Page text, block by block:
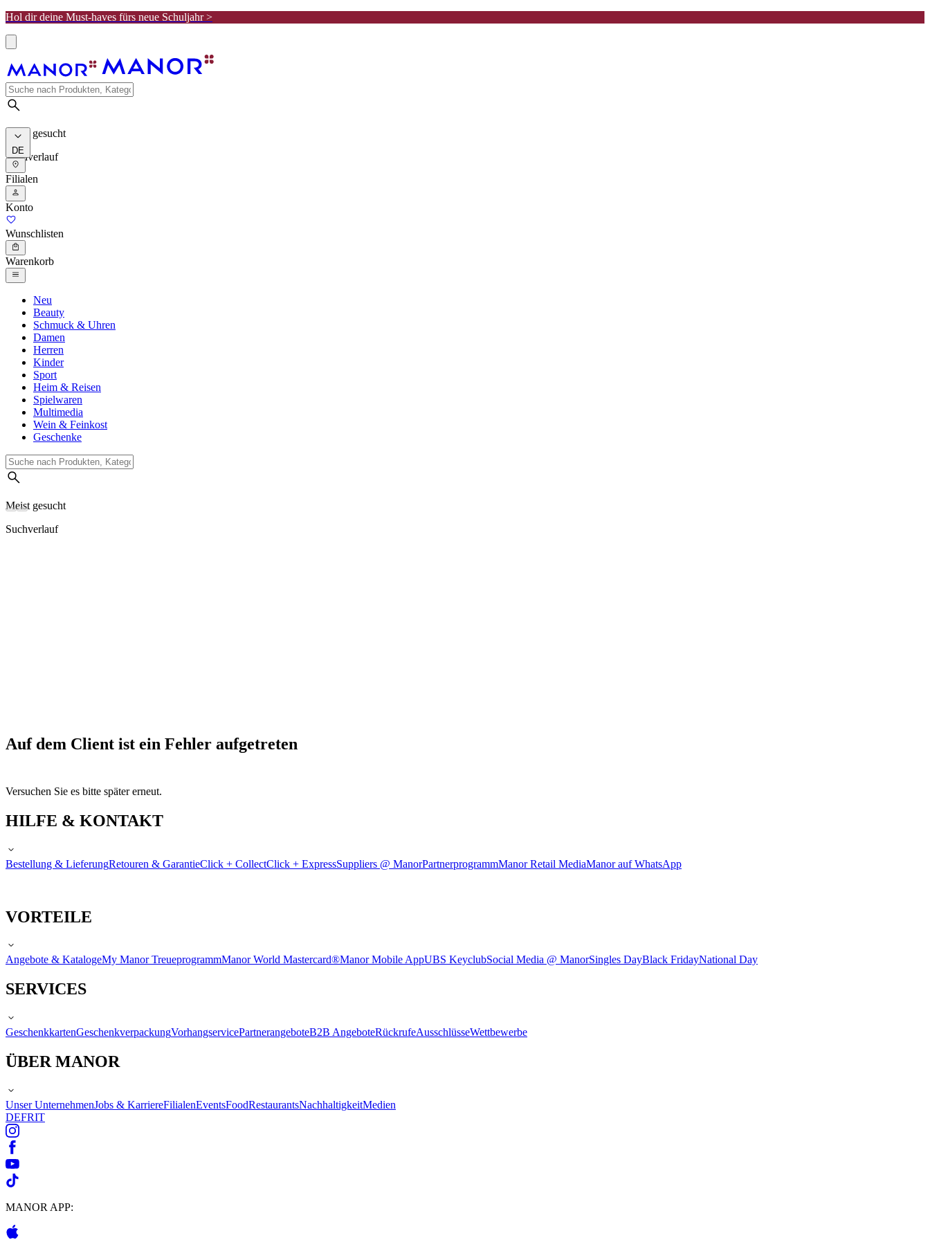
Hol dir deine Must-haves fürs neue Schuljahr >
Meist gesucht
Suchverlauf
DE
Filialen
Konto
Wunschlisten
Warenkorb
Neu
Beauty
Schmuck & Uhren
Damen
Herren
Kinder
Sport
Heim & Reisen
Spielwaren
Multimedia
Wein & Feinkost
Geschenke
Meist gesucht
Suchverlauf
Auf dem Client ist ein Fehler aufgetreten
Versuchen Sie es bitte später erneut.
HILFE & KONTAKT
Bestellung & LieferungRetouren & GarantieClick + CollectClick + ExpressSuppliers @ ManorPartnerprogrammManor Retail MediaManor auf WhatsApp
VORTEILE
Angebote & KatalogeMy Manor TreueprogrammManor World Mastercard®Manor Mobile AppUBS KeyclubSocial Media @ ManorSingles DayBlack FridayNational Day
SERVICES
GeschenkkartenGeschenkverpackungVorhangservicePartnerangeboteB2B AngeboteRückrufeAusschlüsseWettbewerbe
ÜBER MANOR
Unser UnternehmenJobs & KarriereFilialenEventsFoodRestaurantsNachhaltigkeitMedien
DEFRIT
MANOR APP: